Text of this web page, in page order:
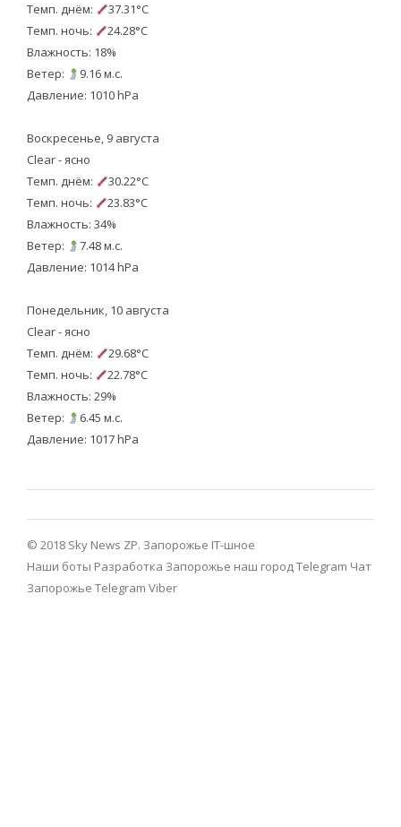
Темп. днём:
37.31°C
Темп. ночь:
24.28°C
Влажность: 18%
Ветер:
9.16 м.с.
Давление: 1010 hPa
Воскресенье, 9 августа
Clear - ясно
Темп. днём:
30.22°C
Темп. ночь:
23.83°C
Влажность: 34%
Ветер:
7.48 м.с.
Давление: 1014 hPa
Понедельник, 10 августа
Clear - ясно
Темп. днём:
29.68°C
Темп. ночь:
22.78°C
Влажность: 29%
Ветер:
6.45 м.с.
Давление: 1017 hPa
© 2018 Sky News ZP. Запорожье IT-шное
Наши боты Разработка Запорожье наш город Telegram Чат
Запорожье Telegram Viber